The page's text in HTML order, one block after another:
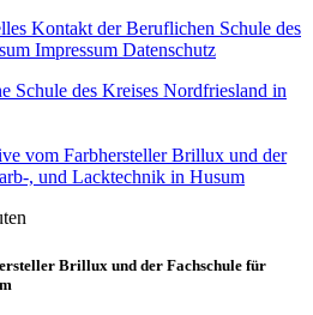
Kontakt der Beruflichen Schule des
Impressum Datenschutz
Schule des Kreises Nordfriesland in
vom Farbhersteller Brillux und der
, und Lacktechnik in Husum
Brillux und der Fachschule für